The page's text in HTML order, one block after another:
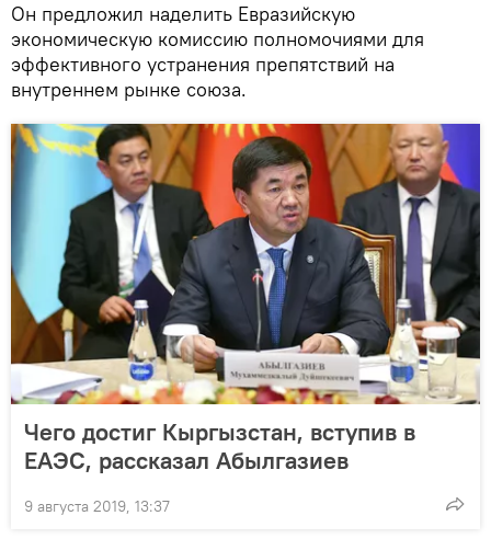
Он предложил наделить Евразийскую
экономическую комиссию полномочиями для
эффективного устранения препятствий на
внутреннем рынке союза.
Чего достиг Кыргызстан, вступив в
ЕАЭС, рассказал Абылгазиев
9 августа 2019, 13:37